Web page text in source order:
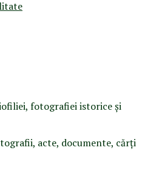
fotografiei istorice şi
acte, documente, cărţi